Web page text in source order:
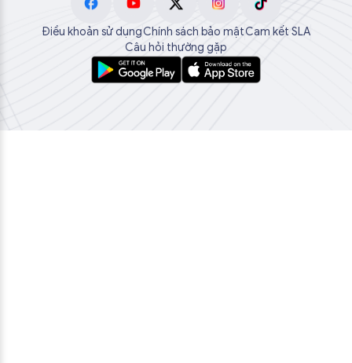
Điều khoản sử dụngChính sách bảo mậtCam kết SLA
Câu hỏi thường gặp